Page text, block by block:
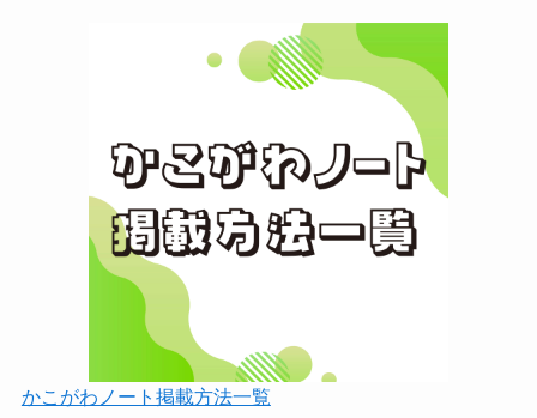
かこがわノート掲載方法一覧